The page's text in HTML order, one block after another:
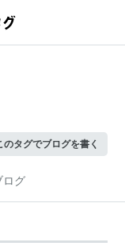
のタグでブログを書く
ログ